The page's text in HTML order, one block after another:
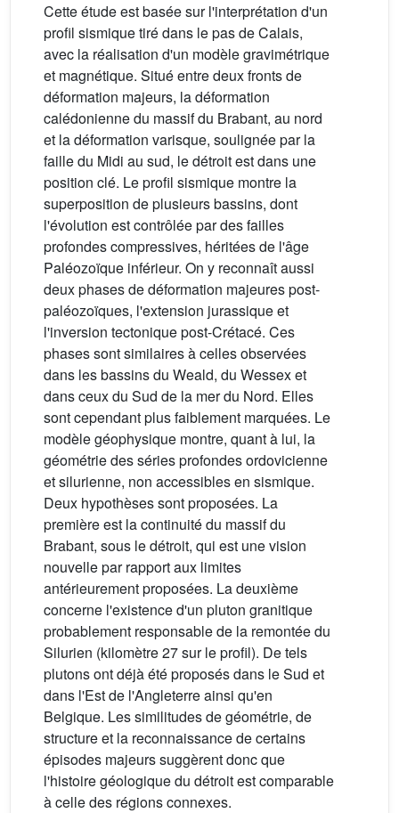
Cette étude est basée sur l'interprétation d'un
profil sismique tiré dans le pas de Calais,
avec la réalisation d'un modèle gravimétrique
et magnétique. Situé entre deux fronts de
déformation majeurs, la déformation
calédonienne du massif du Brabant, au nord
et la déformation varisque, soulignée par la
faille du Midi au sud, le détroit est dans une
position clé. Le profil sismique montre la
superposition de plusieurs bassins, dont
l'évolution est contrôlée par des failles
profondes compressives, héritées de l'âge
Paléozoïque inférieur. On y reconnaît aussi
deux phases de déformation majeures post-
paléozoïques, l'extension jurassique et
l'inversion tectonique post-Crétacé. Ces
phases sont similaires à celles observées
dans les bassins du Weald, du Wessex et
dans ceux du Sud de la mer du Nord. Elles
sont cependant plus faiblement marquées. Le
modèle géophysique montre, quant à lui, la
géométrie des séries profondes ordovicienne
et silurienne, non accessibles en sismique.
Deux hypothèses sont proposées. La
première est la continuité du massif du
Brabant, sous le détroit, qui est une vision
nouvelle par rapport aux limites
antérieurement proposées. La deuxième
concerne l'existence d'un pluton granitique
probablement responsable de la remontée du
Silurien (kilomètre 27 sur le profil). De tels
plutons ont déjà été proposés dans le Sud et
dans l'Est de l'Angleterre ainsi qu'en
Belgique. Les similitudes de géométrie, de
structure et la reconnaissance de certains
épisodes majeurs suggèrent donc que
l'histoire géologique du détroit est comparable
à celle des régions connexes.